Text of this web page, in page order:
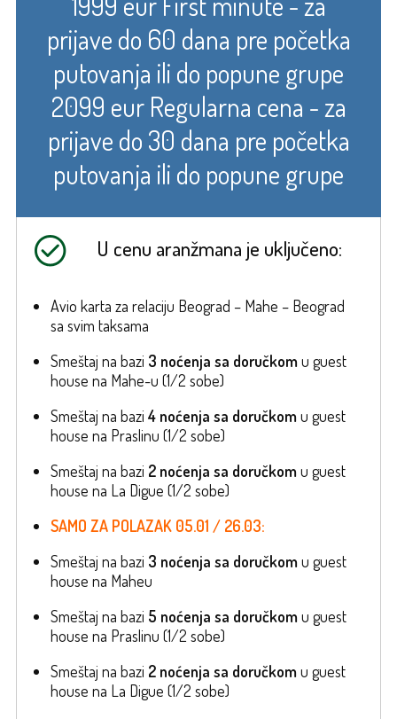
prijave do 60 dana pre početka
putovanja ili do popune grupe
2099 eur Regularna cena - za
prijave do 30 dana pre početka
putovanja ili do popune grupe
U cenu aranžmana je uključeno:
Avio karta za relaciju Beograd – Mahe – Beograd
sa svim taksama
Smeštaj na bazi 3 noćenja sa doručkomu guest
house na Mahe-u (1/2 sobe)
Smeštaj na bazi 4 noćenja sa doručkomu guest
house na Praslinu (1/2 sobe)
Smeštaj na bazi 2 noćenja sa doručkomu guest
house na La Digue (1/2 sobe)
SAMO ZA POLAZAK 05.01 / 26.03:
Smeštaj na bazi 3 noćenja sa doručkomu guest
house na Maheu
Smeštaj na bazi 5 noćenja sa doručkomu guest
house na Praslinu (1/2 sobe)
Smeštaj na bazi 2 noćenja sa doručkomu guest
house na La Digue (1/2 sobe)